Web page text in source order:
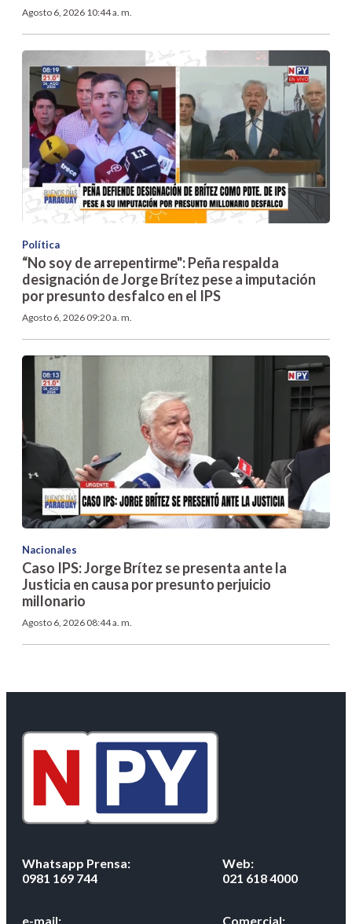
Agosto 6, 2026 10:44 a. m.
Política
“No soy de arrepentirme": Peña respalda
designación de Jorge Brítez pese a imputación
por presunto desfalco en el IPS
Agosto 6, 2026 09:20 a. m.
Nacionales
Caso IPS: Jorge Brítez se presenta ante la
Justicia en causa por presunto perjuicio
millonario
Agosto 6, 2026 08:44 a. m.
Whatsapp Prensa:
0981 169 744
Web:
021 618 4000
e-mail: Comercial: